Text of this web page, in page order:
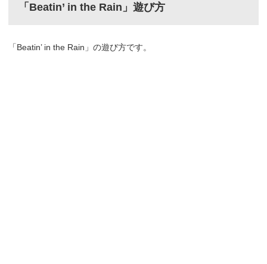
「Beatin’ in the Rain」遊び方
「Beatin’ in the Rain」の遊び方です。